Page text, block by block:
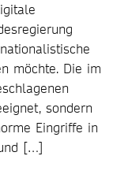
möchte. Die im
sondern
Eingriffe in
[…]